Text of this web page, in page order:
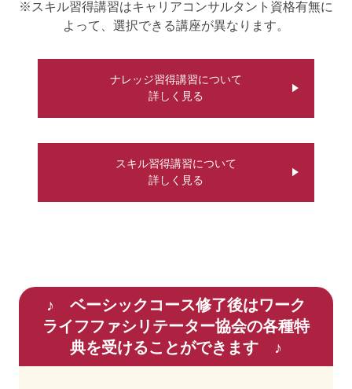
※スキル習得講習はキャリアコンサルタント資格有無に
よって、選択できる講座が異なります。
ナレッジ習得講習について
詳しく見る
スキル習得講習について
詳しく見る
♪ ベーシックコース修了後はワーク
ライフファシリテーター協会の各種特
典を受けることができます ♪